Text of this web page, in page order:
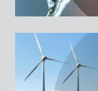
Umwelt- &